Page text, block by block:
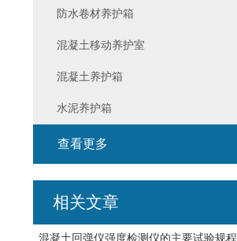
防水卷材养护箱
混凝土移动养护室
混凝土养护箱
水泥养护箱
查看更多
相关文章
混凝土回弹仪强度检测仪的主要试验规程